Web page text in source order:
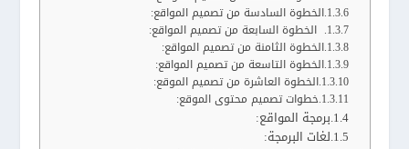
الخطوة السادسة من تصميم المواقع:
الخطوة السابعة من تصميم المواقع:
الخطوة الثامنة من تصميم المواقع:
الخطوة التاسعة من تصميم المواقع:
الخطوة العاشرة من تصميم الموقع:
خطوات تصميم محتوى الموقع:
برمجة المواقع:
لغات البرمجة: